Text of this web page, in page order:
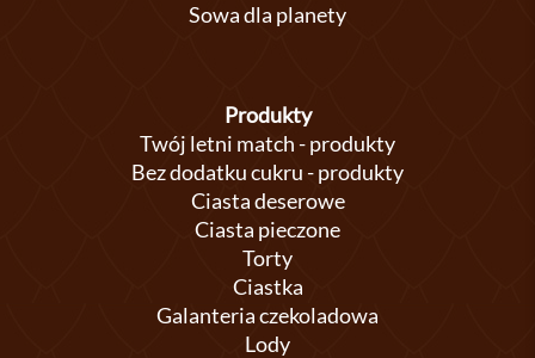
Sowa dla planety
Produkty
Twój letni match - produkty
Bez dodatku cukru - produkty
Ciasta deserowe
Ciasta pieczone
Torty
Ciastka
Galanteria czekoladowa
Lody